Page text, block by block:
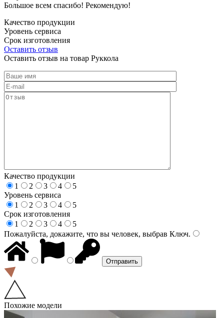
Большое всем спасибо! Рекомендую!
Качество продукции
Уровень сервиса
Срок изготовления
Оставить отзыв
Оставить отзыв на товар Руккола
Качество продукции
1
2 3 4
5
Уровень сервиса
1
2 3 4
5
Срок изготовления
1
2 3 4
5
Пожалуйста, докажите, что вы человек, выбрав Ключ.
Похожие модели